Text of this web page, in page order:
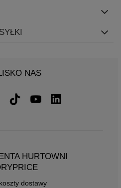
NAS
HURTOWNI
dostawy